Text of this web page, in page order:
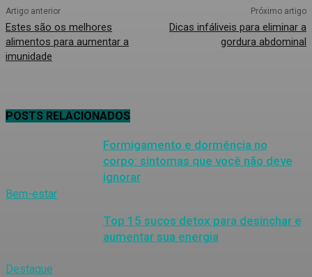
Artigo anterior
Estes são os melhores
alimentos para aumentar a
imunidade
Próximo artigo
Dicas infáliveis para eliminar a
gordura abdominal
POSTS RELACIONADOS
Bem-estar
Formigamento e dormência no
corpo: sintomas que você não deve
ignorar
Destaque
Top 15 sucos detox para desinchar e
aumentar sua energia